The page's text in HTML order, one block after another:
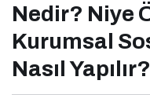
Nedir? Niye
Kurumsal
Nasıl Yapılır?